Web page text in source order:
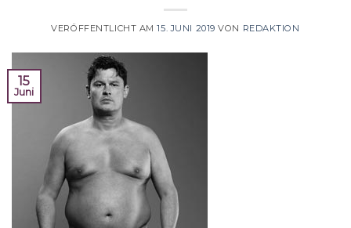
VERÖFFENTLICHT AM15. JUNI 2019 VON REDAKTION
15
Juni